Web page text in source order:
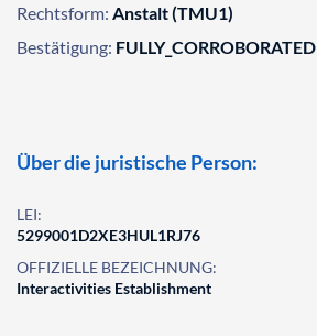
Rechtsform: Anstalt (TMU1)
Bestätigung: FULLY_CORROBORATED
Über die juristische Person:
LEI:
5299001D2XE3HUL1RJ76
OFFIZIELLE BEZEICHNUNG:
Interactivities Establishment